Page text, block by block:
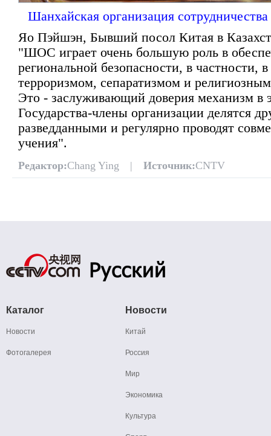
Шанхайская организация
Яо Пэйшэн, Бывший посол Китая в
"ШОС играет очень большую роль в
региональной безопасности, в частности,
терроризмом, сепаратизмом и
Это - заслуживающий доверия механизм в
Государства-члены организации делятся
разведданными и регулярно проводят
учения".
Редактор:Chang Ying | Источник:CNTV
Каталог
Новости
Фотогалерея
Новости
Китай
Россия
Мир
Экономика
Культура